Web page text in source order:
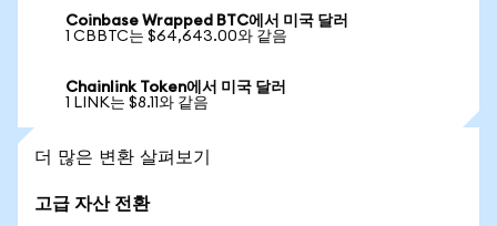
Coinbase Wrapped BTC에서 미국 달러
1 CBBTC는 $64,643.00와 같음
Chainlink Token에서 미국 달러
1 LINK는 $8.11와 같음
더 많은 변환 살펴보기
고급 자산 전환